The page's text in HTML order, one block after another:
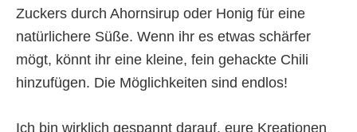
Zuckers durch Ahornsirup oder Honig für eine
natürlichere Süße. Wenn ihr es etwas schärfer
mögt, könnt ihr eine kleine, fein gehackte Chili
hinzufügen. Die Möglichkeiten sind endlos!
Ich bin wirklich gespannt darauf, eure Kreationen